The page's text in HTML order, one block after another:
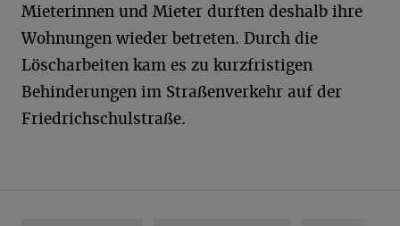
Mieterinnen und Mieter durften deshalb ihre
Wohnungen wieder betreten. Durch die
Löscharbeiten kam es zu kurzfristigen
Behinderungen im Straßenverkehr auf der
Friedrichschulstraße.